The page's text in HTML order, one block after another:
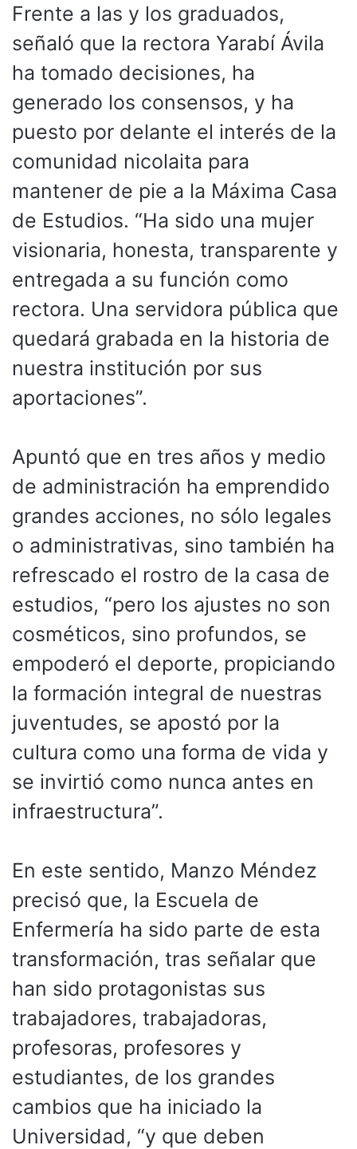
Frente a las y los graduados,
señaló que la rectora Yarabí Ávila
ha tomado decisiones, ha
generado los consensos, y ha
puesto por delante el interés de la
comunidad nicolaita para
mantener de pie a la Máxima Casa
de Estudios. “Ha sido una mujer
visionaria, honesta, transparente y
entregada a su función como
rectora. Una servidora pública que
quedará grabada en la historia de
nuestra institución por sus
aportaciones”.
Apuntó que en tres años y medio
de administración ha emprendido
grandes acciones, no sólo legales
o administrativas, sino también ha
refrescado el rostro de la casa de
estudios, “pero los ajustes no son
cosméticos, sino profundos, se
empoderó el deporte, propiciando
la formación integral de nuestras
juventudes, se apostó por la
cultura como una forma de vida y
se invirtió como nunca antes en
infraestructura”.
En este sentido, Manzo Méndez
precisó que, la Escuela de
Enfermería ha sido parte de esta
transformación, tras señalar que
han sido protagonistas sus
trabajadores, trabajadoras,
profesoras, profesores y
estudiantes, de los grandes
cambios que ha iniciado la
Universidad, “y que deben